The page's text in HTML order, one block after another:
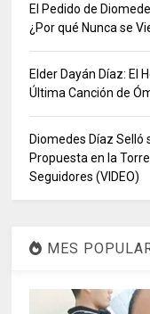
El Pedido de
¿Por qué Nunca se
Elder Dayán Díaz: El
Última Canción de
Diomedes Díaz Selló
Propuesta en la
Seguidores (VIDEO)
MES